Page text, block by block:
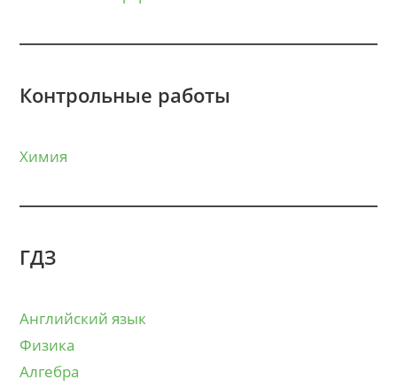
Контрольные работы
Химия
ГДЗ
Английский язык
Физика
Алгебра